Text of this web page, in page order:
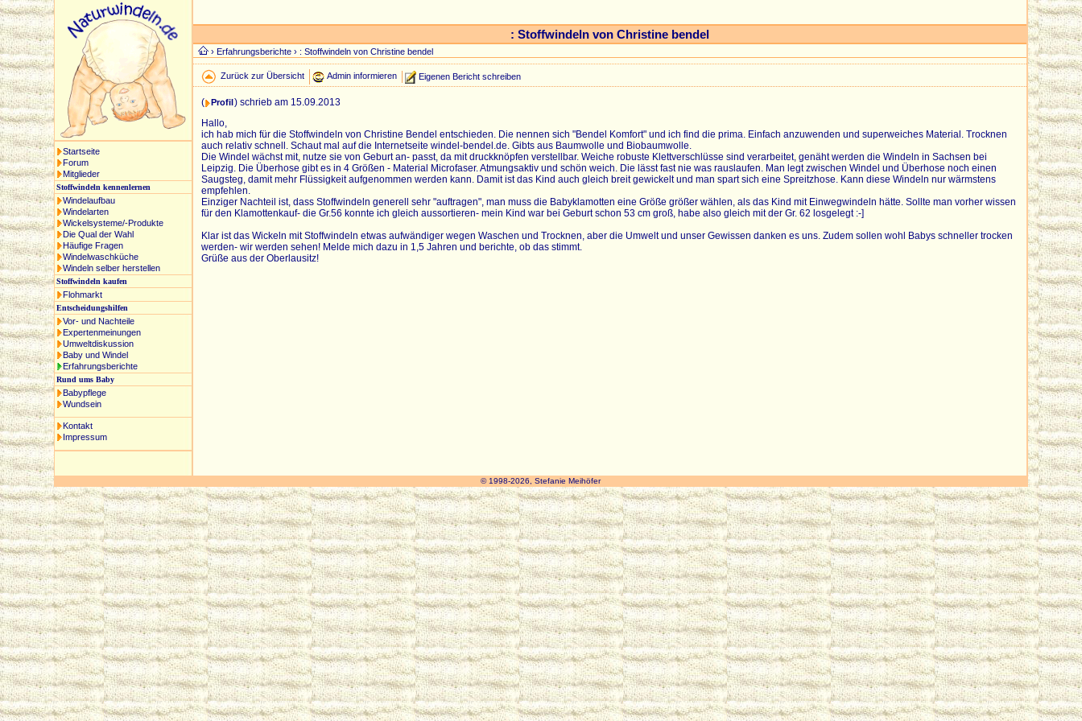
Startseite
Forum
Mitglieder
Stoffwindeln kennenlernen
Windelaufbau
Windelarten
Wickelsysteme/-Produkte
Die Qual der Wahl
Häufige Fragen
Windelwaschküche
Windeln selber herstellen
Stoffwindeln kaufen
Flohmarkt
Entscheidungshilfen
Vor- und Nachteile
Expertenmeinungen
Umweltdiskussion
Baby und Windel
Erfahrungsberichte
Rund ums Baby
Babypflege
Wundsein
Kontakt
Impressum
: Stoffwindeln von Christine bendel
›Erfahrungsberichte › : Stoffwindeln von Christine bendel
Zurück zur Übersicht Admin informieren Eigenen Bericht schreiben
( Profil) schrieb am 15.09.2013
Hallo,
ich hab mich für die Stoffwindeln von Christine Bendel entschieden. Die nennen sich "Bendel Komfort" und ich find die prima. Einfach anzuwenden und superweiches Material. Trocknen
auch relativ schnell. Schaut mal auf die Internetseite windel-bendel.de. Gibts aus Baumwolle und Biobaumwolle.
Die Windel wächst mit, nutze sie von Geburt an- passt, da mit druckknöpfen verstellbar. Weiche robuste Klettverschlüsse sind verarbeitet, genäht werden die Windeln in Sachsen bei
Leipzig. Die Überhose gibt es in 4 Größen - Material Microfaser. Atmungsaktiv und schön weich. Die lässt fast nie was rauslaufen. Man legt zwischen Windel und Überhose noch einen
Saugsteg, damit mehr Flüssigkeit aufgenommen werden kann. Damit ist das Kind auch gleich breit gewickelt und man spart sich eine Spreitzhose. Kann diese Windeln nur wärmstens
empfehlen.
Einziger Nachteil ist, dass Stoffwindeln generell sehr "auftragen", man muss die Babyklamotten eine Größe größer wählen, als das Kind mit Einwegwindeln hätte. Sollte man vorher wissen
für den Klamottenkauf- die Gr.56 konnte ich gleich aussortieren- mein Kind war bei Geburt schon 53 cm groß, habe also gleich mit der Gr. 62 losgelegt :-]
Klar ist das Wickeln mit Stoffwindeln etwas aufwändiger wegen Waschen und Trocknen, aber die Umwelt und unser Gewissen danken es uns. Zudem sollen wohl Babys schneller trocken
werden- wir werden sehen! Melde mich dazu in 1,5 Jahren und berichte, ob das stimmt.
Grüße aus der Oberlausitz!
© 1998-2026, Stefanie Meihöfer